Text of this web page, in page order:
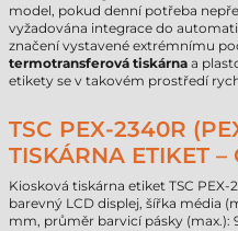
model, pokud denní potřeba
vyžadována integrace do
značení vystavené extrémnímu
termotransferová tiskárna a
etikety se v takovém prostředí
TSC PEX-2340R
TISKÁRNA ETIKET
Kiosková tiskárna etiket TSC
barevný LCD displej, šířka média
mm, průměr barvicí pásky (max.):